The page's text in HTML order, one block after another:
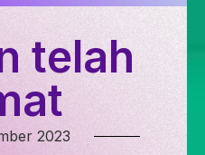
telah
2023